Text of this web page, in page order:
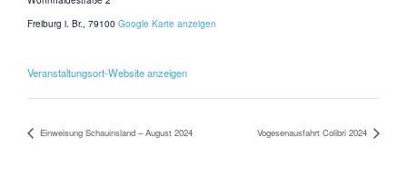
Freiburg i. Br., 79100 Google Karte anzeigen
Veranstaltungsort-Website anzeigen
Einweisung Schauinsland – August 2024 Vogesenausfahrt Colibri 2024